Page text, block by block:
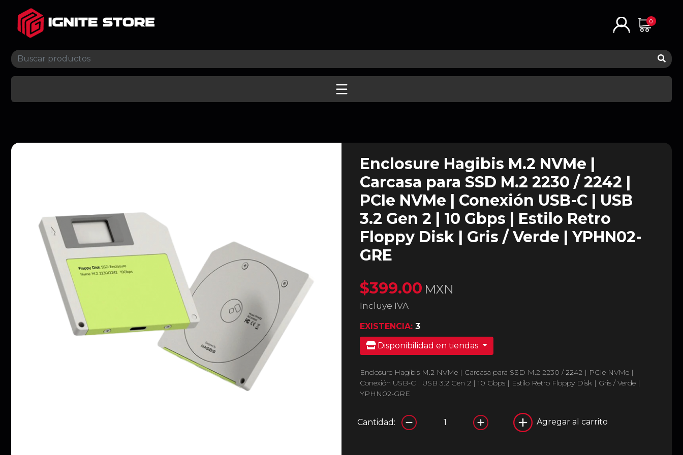
0
Enclosure Hagibis M.2 NVMe |
Carcasa para SSD M.2 2230 / 2242 |
PCIe NVMe | Conexión USB-C | USB
3.2 Gen 2 | 10 Gbps | Estilo Retro
Floppy Disk | Gris / Verde | YPHN02-
GRE
$399.00 MXN
Incluye IVA
EXISTENCIA: 3
Disponibilidad en tiendas
Enclosure Hagibis M.2 NVMe | Carcasa para SSD M.2 2230 / 2242 | PCIe NVMe |
Conexión USB-C | USB 3.2 Gen 2 | 10 Gbps | Estilo Retro Floppy Disk | Gris / Verde |
YPHN02-GRE
Cantidad: Agregar al carrito